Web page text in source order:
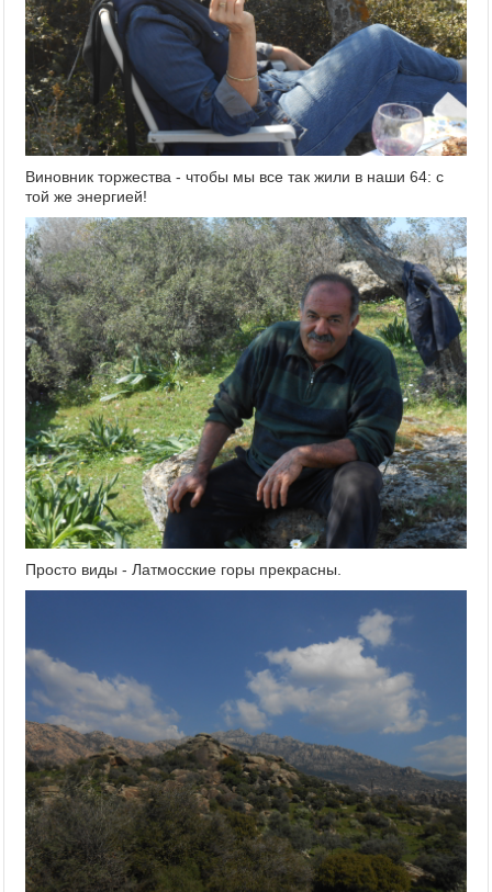
Виновник торжества - чтобы мы все так жили в наши 64: с
той же энергией!
Просто виды - Латмосские горы прекрасны.